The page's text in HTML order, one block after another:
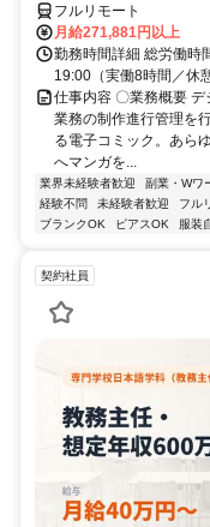
フルリモート
月給271,881円以上
勤務時間詳細 総労働時
19:00（実働8時間／休
仕事内容 〇業務概要
業務の制作進行管理を
る電子コミック。あら
へマンガを...
業界未経験者歓迎 副業・Wワ
経験不問
未経験者歓迎 フル
ブランクOK
ピアスOK 服装
契約社員